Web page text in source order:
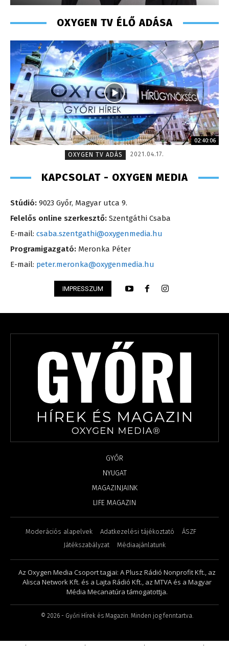
OXYGEN TV ÉLŐ ADÁSA
02:40:06
OXYGEN TV ADÁS
2021.04.17.
KAPCSOLAT - OXYGEN MEDIA
Stúdió: 9023 Győr, Magyar utca 9.
Felelős online szerkesztő: Szentgáthi Csaba
E-mail: csaba.szentgathi@oxygenmedia.hu
Programigazgató: Meronka Péter
E-mail: peter.meronka@oxygenmedia.hu
IMPRESSZUM
GYŐR
NYUGAT
MAGAZINJAINK
LIFE MAGAZIN
Moderációs alapelvek Adatkezelési tájékoztató
ÁSZF
Játékszabályzat
Médiaajánlatunk
Az Oxygen Media Csoport tagjai: A Plusz Rádió Nonprofit Kft., az
Alisca Network Kft. és a Lajta Rádió Kft., az MTVA és a Magyar
Média Mecanatúra támogatottja.
© 2026 - Győri Hírek és Magazin. Minden jog fenntartva.